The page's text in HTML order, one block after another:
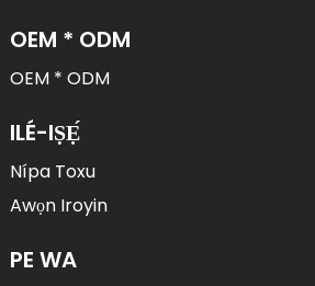
OEM * ODM
OEM * ODM
ILÉ-IṢẸ́
Nípa Toxu
Awọn Iroyin
PE WA